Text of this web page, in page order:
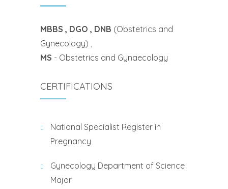
MBBS , DGO , DNB (Obstetrics and
Gynecology) ,
MS - Obstetrics and Gynaecology
CERTIFICATIONS
National Specialist Register in
Pregnancy
Gynecology Department of Science
Major